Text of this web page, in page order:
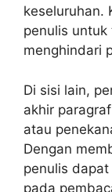
keseluruhan.
penulis
menghindari
Di sisi lain,
akhir
atau
Dengan
penulis
pada